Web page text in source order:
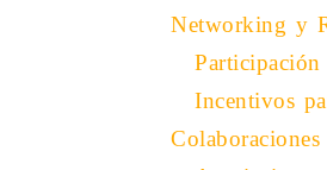
Networking y
Incentivos